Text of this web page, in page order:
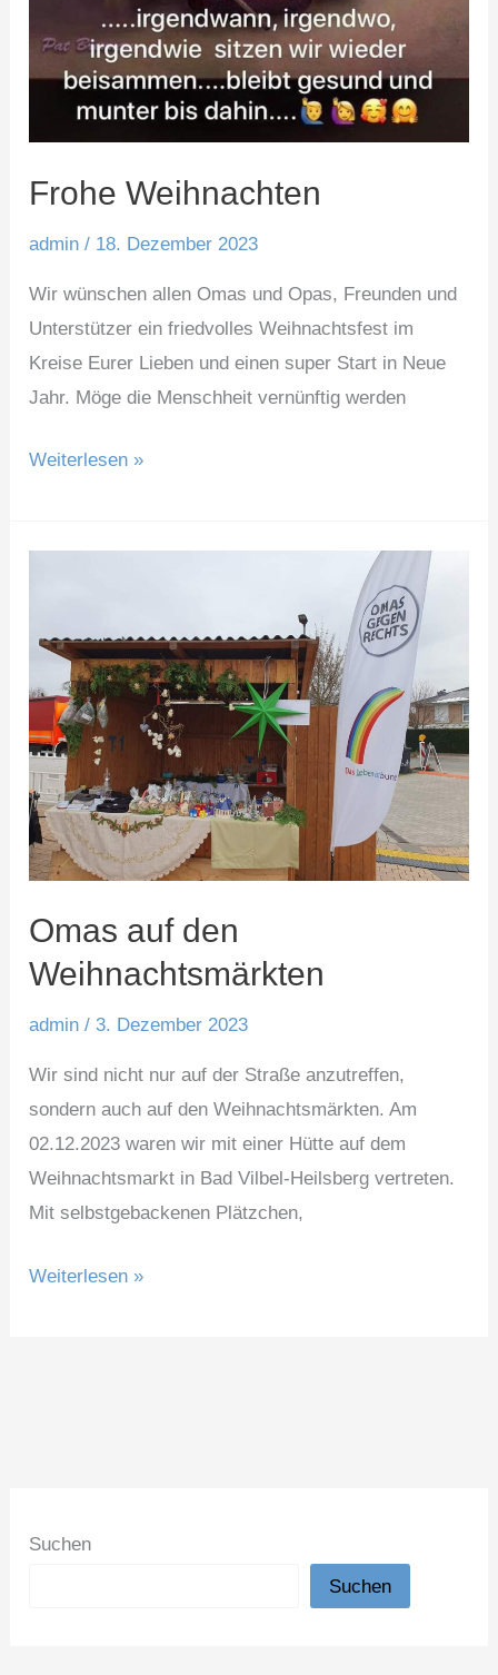
Frohe Weihnachten
admin/ 18. Dezember 2023
Wir wünschen allen Omas und Opas, Freunden und
Unterstützer ein friedvolles Weihnachtsfest im
Kreise Eurer Lieben und einen super Start in Neue
Jahr. Möge die Menschheit vernünftig werden
Frohe
Weiterlesen »
Omas auf den
Weihnachtsmärkten
admin/3. Dezember 2023
Wir sind nicht nur auf der Straße anzutreffen,
sondern auch auf den Weihnachtsmärkten. Am
02.12.2023 waren wir mit einer Hütte auf dem
Weihnachtsmarkt in Bad Vilbel-Heilsberg vertreten.
Mit selbstgebackenen Plätzchen,
Omas
Weiterlesen »
Suchen
Suchen